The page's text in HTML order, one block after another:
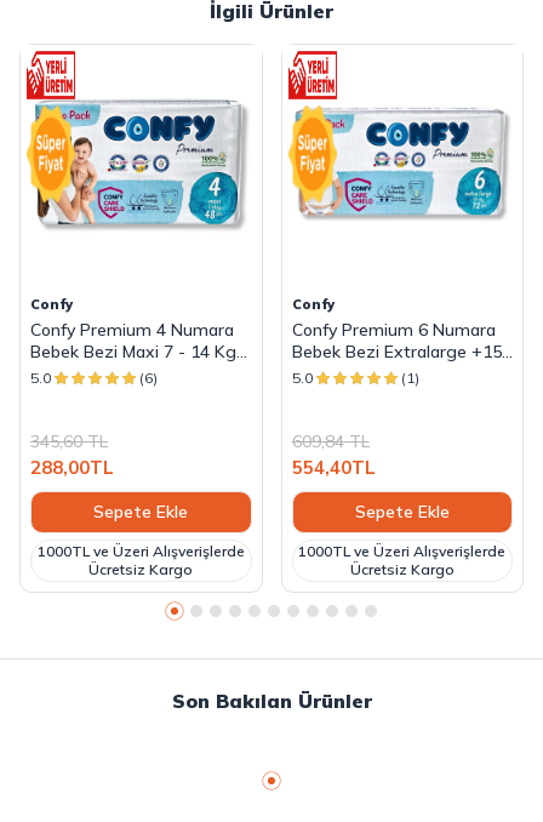
İlgili Ürünler
Confy
Confy Premium 4 Numara
Bebek Bezi Maxi 7 - 14 Kg
48 Adet
5.0 (6)
345,60TL
288,00TL
Sepete Ekle
1000TL ve Üzeri Alışverişlerde
Ücretsiz Kargo
Confy
Confy Premium 6 Numara
Bebek Bezi Extralarge +15
KG 72 Adet
5.0 (1)
609,84TL
554,40TL
Sepete Ekle
1000TL ve Üzeri Alışverişlerde
Ücretsiz Kargo
Son Bakılan Ürünler